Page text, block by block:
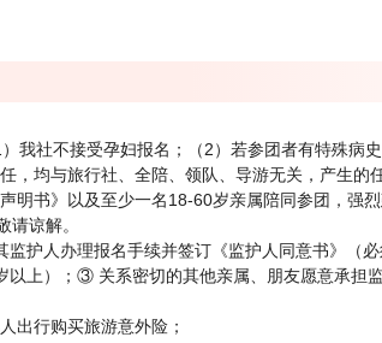
我社不接受孕妇报名；（2）若参团者有特殊病
均与旅行社、全陪、领队、导游无关，产生的
明书》以及至少一名18-60岁亲属陪同参团，强
谅解。
护人办理报名手续并签订《监护人同意书》（
上）；③ 关系密切的其他亲属、朋友愿意承担
出行购买旅游意外险；